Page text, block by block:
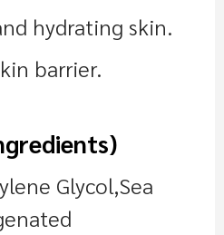
hydrating skin.
barrier.
Glycol,Sea